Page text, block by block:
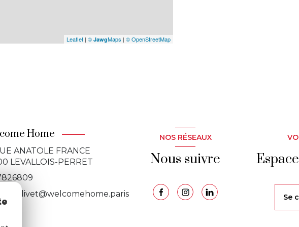
Leaflet | © JawgMaps | © OpenStreetMap
Home
ANATOLE FRANCE
LEVALLOIS-PERRET
NOS RÉSEAUX
Nous suivre
se